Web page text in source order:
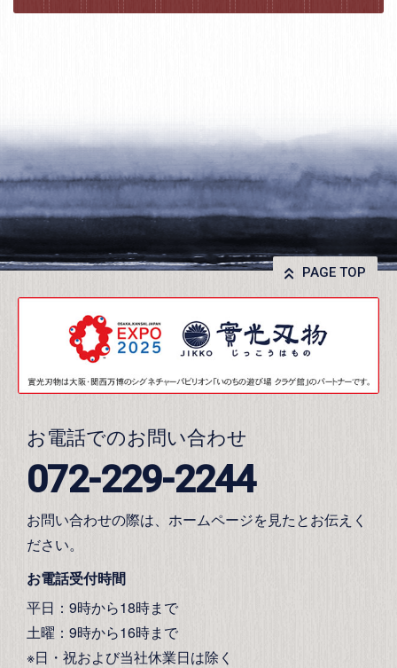
PAGE TOP
お電話でのお問い合わせ
072-229-2244
お問い合わせの際は、ホームページを見たとお伝えく
ださい。
お電話受付時間
平日：9時から18時まで
土曜：9時から16時まで
※日・祝および当社休業日は除く